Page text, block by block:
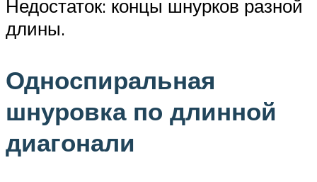
Недостаток: концы шнурков разной
длины.
Односпиральная
шнуровка по длинной
диагонали